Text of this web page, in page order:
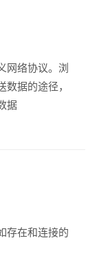
网络协议。浏
据的途径，
据
存在和连接的